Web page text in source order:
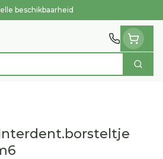
beschikbaarheid
Zoek